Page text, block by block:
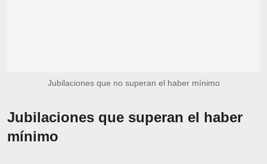
Jubilaciones que no superan el haber mínimo
Jubilaciones que superan el haber
mínimo